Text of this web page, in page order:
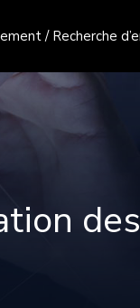
/ Recherche